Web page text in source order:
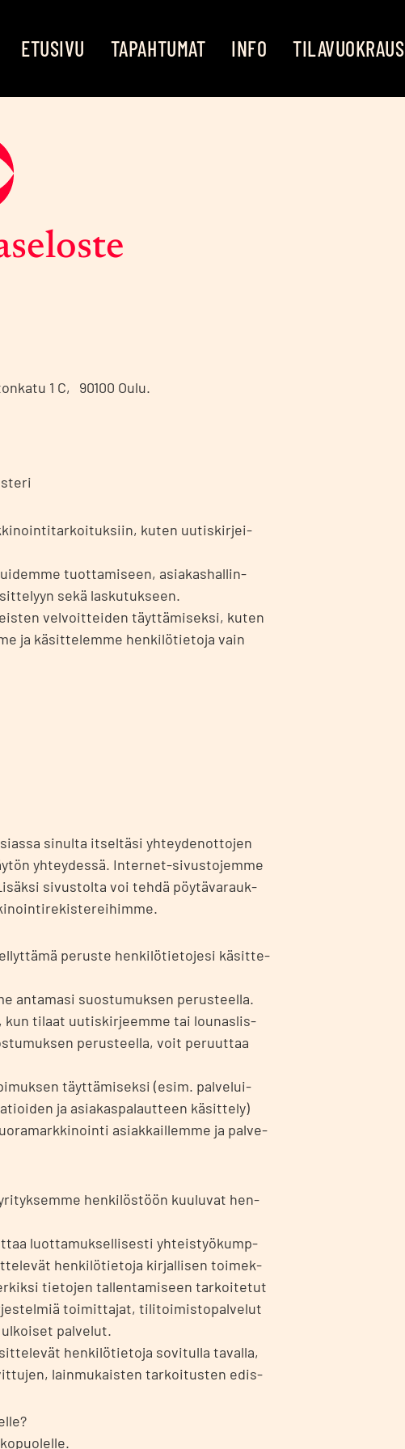
ETUSI­VU TAPAH­TU­MAT INFO TILA­VUO­KRAUS
1 C, 90100 Oulu.
kuten uutis­kir­jei­
tuot­ta­mi­seen, asia­kas­hal­lin­
sekä las­ku­tuk­seen.
vel­voit­tei­den täyt­tä­mi­sek­si, kuten
ja käsit­te­lem­me hen­ki­lö­tie­to­ja vain
sinul­ta itsel­tä­si yhtey­den­ot­to­jen
yhtey­des­sä. Inter­net-sivus­to­jem­me
sivus­tol­ta voi teh­dä pöy­tä­va­rauk­
perus­te hen­ki­lö­tie­to­je­si käsit­te­
anta­ma­si suos­tu­muk­sen perus­teel­la.
kun tilaat uutis­kir­jeem­me tai lou­nas­lis­
perus­teel­la, voit peruut­taa
täyt­tä­mi­sek­si (esim. pal­ve­lui­
ja asia­kas­pa­laut­teen käsit­te­ly)
asiak­kail­lem­me ja pal­ve­
hen­ki­lös­töön kuu­lu­vat hen­
luot­ta­muk­sel­li­ses­ti yhteis­työ­kump­
hen­ki­lö­tie­to­ja kir­jal­li­sen toi­mek­
tie­to­jen tal­len­ta­mi­seen tar­koi­te­tut
toi­mit­ta­jat, tili­toi­mis­to­pal­ve­lut
pal­ve­lut.
hen­ki­lö­tie­to­ja sovi­tul­la taval­la,
lain­mu­kais­ten tar­koi­tus­ten edis­